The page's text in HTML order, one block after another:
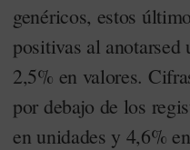
genéricos, estos
positivas al
2,5% en valores.
por debajo de los
en unidades y 4,6%